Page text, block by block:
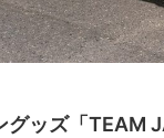
グッズ「TEAM